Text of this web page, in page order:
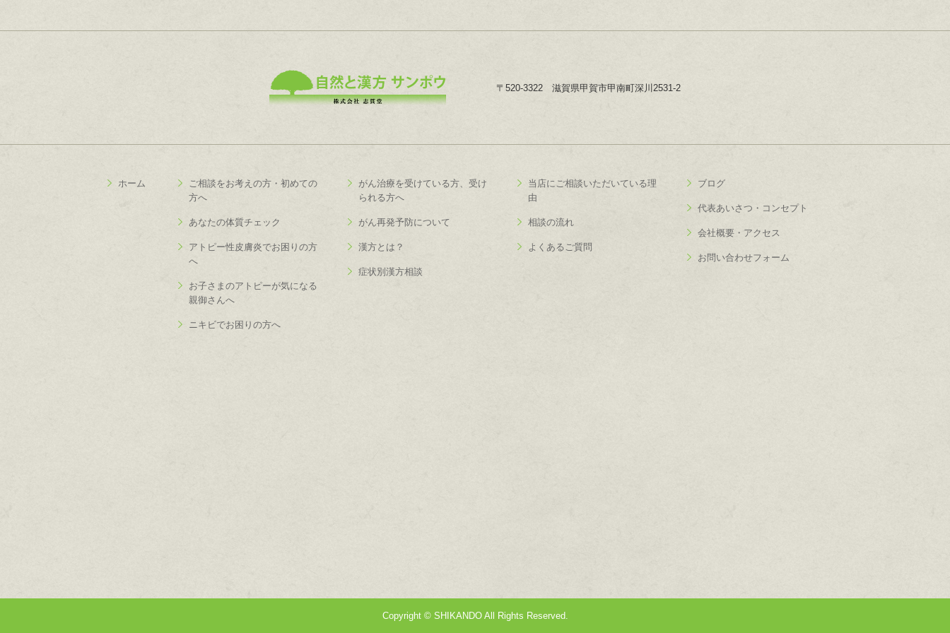
〒520-3322 滋賀県甲賀市甲南町深川2531-2
ホーム
ご相談をお考えの方・初めての
方へ
あなたの体質チェック
アトピー性皮膚炎でお困りの方
へ
お子さまのアトピーが気になる
親御さんへ
ニキビでお困りの方へ
がん治療を受けている方、受け
られる方へ
がん再発予防について
漢方とは？
症状別漢方相談
当店にご相談いただいている理
由
相談の流れ
よくあるご質問
ブログ
代表あいさつ・コンセプト
会社概要・アクセス
お問い合わせフォーム
Copyright © SHIKANDO All Rights Reserved.